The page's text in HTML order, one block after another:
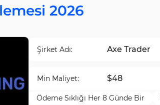
2026
Şirket Adı: Axe Trader
Min Maliyet: $48
Ödeme Sıklığı Her 8 Günde Bir